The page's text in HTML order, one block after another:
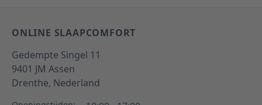
ONLINE SLAAPCOMFORT
Gedempte Singel 11
9401 JM Assen
Drenthe, Nederland